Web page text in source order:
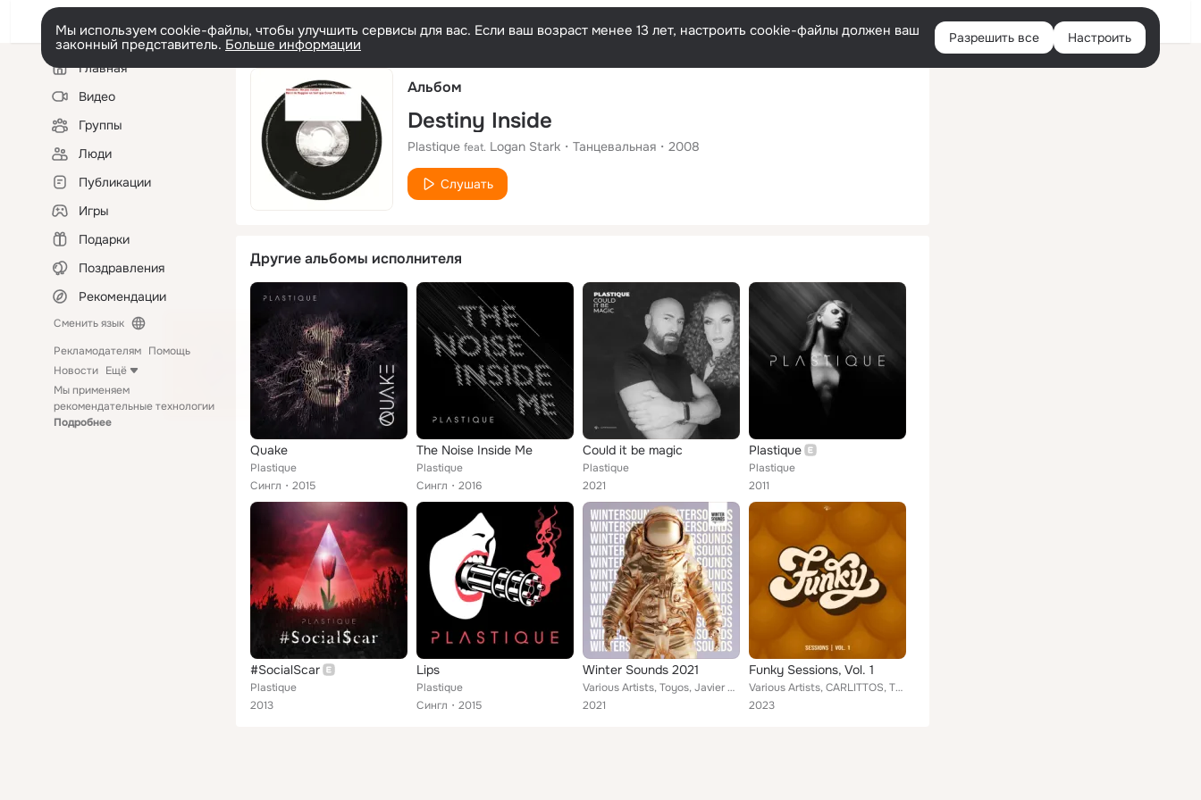
Русский Войти
Мы используем cookie-файлы, чтобы улучшить сервисы для вас. Если ваш возраст менее 13 лет, настроить cookie-файлы должен ваш
законный представитель. Больше информации Разрешить все Настроить
Левая
колонкаГлавная
Видео
Группы
Люди
Публикации
Игры
Подарки
Поздравления
Рекомендации
Сменить язык
Рекламодателям Помощь
Новости Ещё
Мы применяем
рекомендательные технологии
Подробнее
Альбом
Destiny Inside
Plastique feat. Logan Stark Танцевальная 2008
Слушать
Другие альбомы исполнителя
Quake
Plastique
Сингл
2015
The Noise Inside Me
Plastique
Сингл
2016
Could it be magic
Plastique
2021
Plastique
Plastique
2011
#SocialScar
Plastique
2013
Lips
Plastique
Сингл
2015
Winter Sounds 2021
Various Artists, Toyos, Javier Mio, Javi Blanko, D!NAMO, Mattnezz, EyeMad, GYRADIX, DJ Kasey, Plastique, Disstopik, N3dek, Trave...
2021
Funky Sessions, Vol. 1
Various Artists, CARLITTOS, The Zombie Kids, Yas Cepeda, Dual One, Plastique, Dual Mistery, Eyeri Merino, Javi Mula, Maartin Rub...
2023